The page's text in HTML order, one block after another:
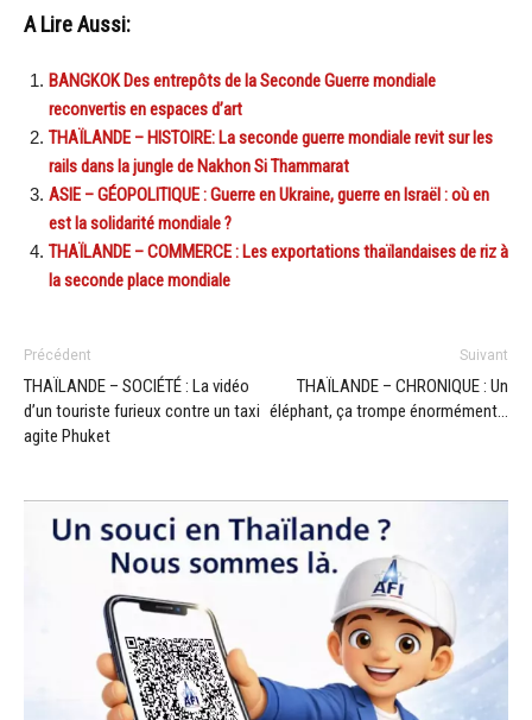
A Lire Aussi:
BANGKOK Des entrepôts de la Seconde Guerre mondiale
reconvertis en espaces d’art
THAÏLANDE – HISTOIRE: La seconde guerre mondiale revit sur les
rails dans la jungle de Nakhon Si Thammarat
ASIE – GÉOPOLITIQUE : Guerre en Ukraine, guerre en Israël : où en
est la solidarité mondiale ?
THAÏLANDE – COMMERCE : Les exportations thaïlandaises de riz à
la seconde place mondiale
Précédent
THAÏLANDE – SOCIÉTÉ : La vidéo
d’un touriste furieux contre un taxi
agite Phuket
Suivant
THAÏLANDE – CHRONIQUE : Un
éléphant, ça trompe énormément…